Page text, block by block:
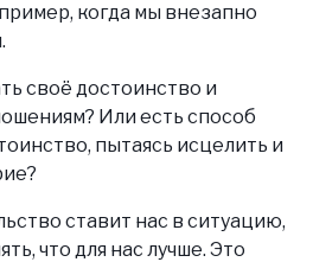
когда мы внезапно
своё достоинство и
Или есть способ
пытаясь исцелить и
ставит нас в ситуацию,
что для нас лучше. Это